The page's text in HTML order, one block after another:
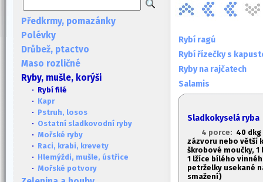
Předkrmy, pomazánky
Polévky
Drůbež, ptactvo
Maso rozličné
Ryby, mušle, korýši
· Rybí filé
· Kapr
· Pstruh, losos
· Ostatní sladkovodní ryby
· Mořské ryby
· Raci, krabi, krevety
· Hlemýždi, mušle, ústřice
· Mořské potvory
Rybí ragú
Rybí řízečky s
Ryby na rajčatech
Salamis
Sladkokyselá ryba
4 porce: 40
zázvoru nebo větší
škrobové moučky, 1
1 lžíce bílého
petrželky usekané
smažení)